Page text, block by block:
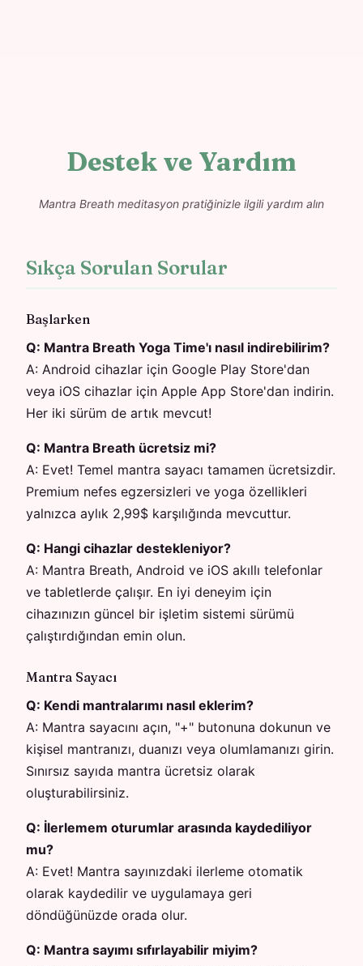
Destek ve Yardım
Mantra Breath meditasyon pratiğinizle ilgili yardım alın
Sıkça Sorulan Sorular
Başlarken
Q: Mantra Breath Yoga Time'ı nasıl indirebilirim?
A: Android cihazlar için Google Play Store'dan
veya iOS cihazlar için Apple App Store'dan indirin.
Her iki sürüm de artık mevcut!
Q: Mantra Breath ücretsiz mi?
A: Evet! Temel mantra sayacı tamamen ücretsizdir.
Premium nefes egzersizleri ve yoga özellikleri
yalnızca aylık 2,99$ karşılığında mevcuttur.
Q: Hangi cihazlar destekleniyor?
A: Mantra Breath, Android ve iOS akıllı telefonlar
ve tabletlerde çalışır. En iyi deneyim için
cihazınızın güncel bir işletim sistemi sürümü
çalıştırdığından emin olun.
Mantra Sayacı
Q: Kendi mantralarımı nasıl eklerim?
A: Mantra sayacını açın, "+" butonuna dokunun ve
kişisel mantranızı, duanızı veya olumlamanızı girin.
Sınırsız sayıda mantra ücretsiz olarak
oluşturabilirsiniz.
Q: İlerlemem oturumlar arasında kaydediliyor
mu?
A: Evet! Mantra sayınızdaki ilerleme otomatik
olarak kaydedilir ve uygulamaya geri
döndüğünüzde orada olur.
Q: Mantra sayımı sıfırlayabilir miyim?